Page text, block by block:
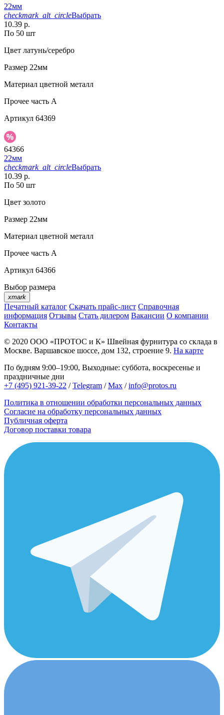
22мм
checkmark_alt_circleВыбрать
10.39 р.
По 50 шт
Цвет латунь/серебро
Размер 22мм
Материал цветной металл
Прочее часть A
Артикул 64369
64366
22мм
checkmark_alt_circleВыбрать
10.39 р.
По 50 шт
Цвет золото
Размер 22мм
Материал цветной металл
Прочее часть A
Артикул 64366
Выбор размера
xmark
Печатный каталог Скачать прайс-лист Справочная
информация Отзывы Стать дилером Вакансии О компании
Контакты
© 2020 ООО «ПРОТОС и К» Швейная фурнитура со склада в
Москве. Варшавское шоссе, дом 132, строение 9. На карте
По будням 9:00–19:00, Выходные: суббота, воскресенье и
праздничные дни
+7 (495) 921-39-22 /Telegram /Max /info@protos.ru
Политика в отношении обработки персональных данных
Согласие на обработку персональных данных
Публичная оферта
Договор поставки товара